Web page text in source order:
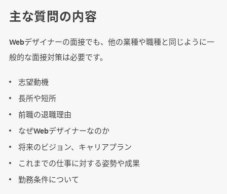
主な質問の内容
Webデザイナーの面接でも、他の業種や職種と同じように一
般的な面接対策は必要です。
志望動機
長所や短所
前職の退職理由
なぜWebデザイナーなのか
将来のビジョン、キャリアプラン
これまでの仕事に対する姿勢や成果
勤務条件について